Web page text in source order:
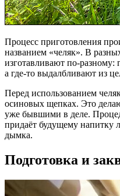
Процесс приготовления
названием «челяк». В
изготавливают по-разному:
а где-то выдалбливают из
Перед использованием
осиновых щепках. Это
уже бывшими в деле.
придаёт будущему напитку
дымка.
Подготовка и